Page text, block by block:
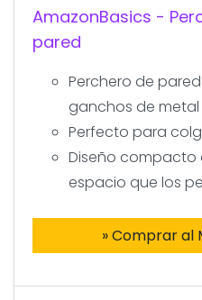
AmazonBasics -
pared
Perchero de
ganchos de metal
Perfecto para
Diseño
espacio que los
» Comprar al